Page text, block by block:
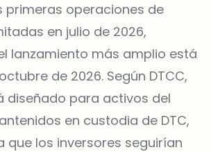
primeras operaciones de
en julio de 2026,
lanzamiento más amplio está
de 2026. Según DTCC,
diseñado para activos del
en custodia de DTC,
que los inversores seguirían